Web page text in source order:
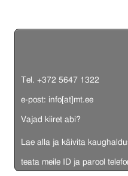
Tel. +372 5647 1322
e-post: info[at]mt.ee
Vajad kiiret abi?
Lae alla ja käivita
teata meile ID ja parool